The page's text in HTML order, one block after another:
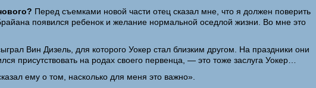
Перед съемками новой части отец сказал мне, что я должен поверить
появился ребенок и желание нормальной оседлой жизни. Во мне это
Вин Дизель, для которого Уокер стал близким другом. На праздники они
присутствовать на родах своего первенца, — это тоже заслуга Уокер…
ему о том, насколько для меня это важно».